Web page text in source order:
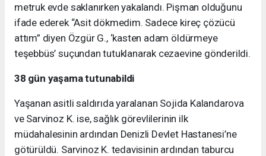
metruk evde saklanırken yakalandı. Pişman olduğunu
ifade ederek “Asit dökmedim. Sadece kireç çözücü
attım” diyen Özgür G., ‘kasten adam öldürmeye
teşebbüs’ suçundan tutuklanarak cezaevine gönderildi.
38 gün yaşama tutunabildi
Yaşanan asitli saldırıda yaralanan Sojida Kalandarova
ve Sarvinoz K. ise, sağlık görevlilerinin ilk
müdahalesinin ardından Denizli Devlet Hastanesi’ne
götürüldü. Sarvinoz K. tedavisinin ardından taburcu